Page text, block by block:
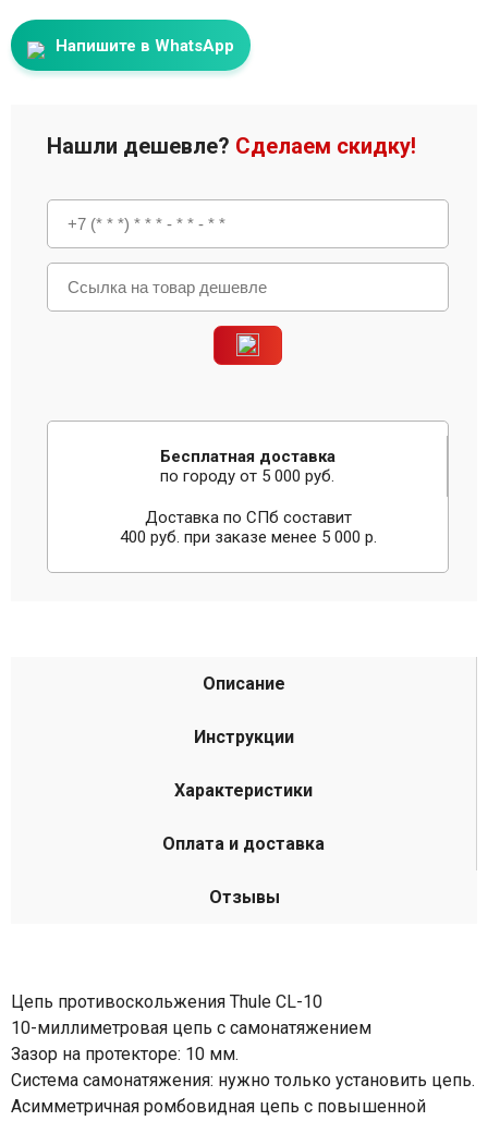
Напишите в WhatsApp
Нашли дешевле? Сделаем скидку!
Бесплатная доставка
по городу от 5 000 руб.
Доставка по СПб составит
400 руб. при заказе менее 5 000 р.
Описание
Инструкции
Характеристики
Оплата и доставка
Отзывы
Цепь противоскольжения Thule CL-10
10-миллиметровая цепь с самонатяжением
Зазор на протекторе: 10 мм.
Система самонатяжения: нужно только установить цепь.
Асимметричная ромбовидная цепь с повышенной